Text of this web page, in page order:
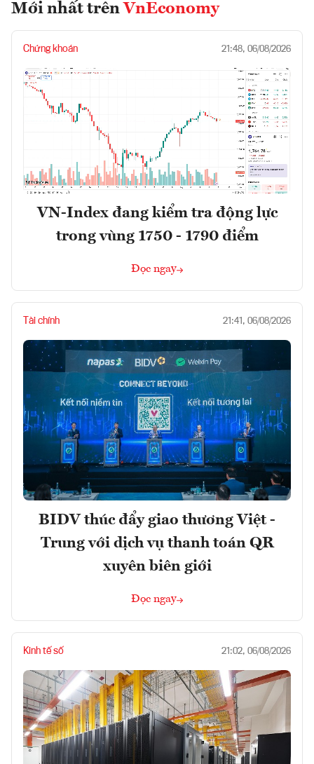
Mới nhất trên VnEconomy
Chứng khoán 21:48, 06/08/2026
VN-Index đang kiểm tra động lực
trong vùng 1750 - 1790 điểm
Đọc ngay
Tài chính 21:41, 06/08/2026
BIDV thúc đẩy giao thương Việt -
Trung với dịch vụ thanh toán QR
xuyên biên giới
Đọc ngay
Kinh tế số 21:02, 06/08/2026